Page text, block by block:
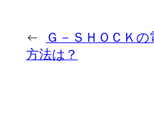
←
Ｇ－ＳＨＯＣＫ
方法は？